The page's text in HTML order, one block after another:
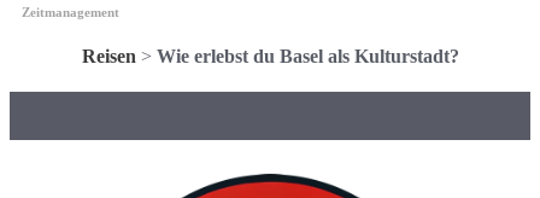
Zeitmanagement
Reisen > Wie erlebst du Basel als Kulturstadt?